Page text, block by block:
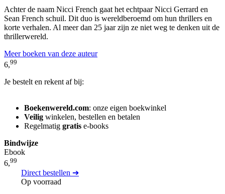
Achter de naam Nicci French gaat het echtpaar Nicci Gerrard en
Sean French schuil. Dit duo is wereldberoemd om hun thrillers en
korte verhalen. Al meer dan 25 jaar zijn ze niet weg te denken uit de
thrillerwereld.
Meer boeken van deze auteur
6,99
Je bestelt en rekent af bij:
Boekenwereld.com: onze eigen boekwinkel
Veilig winkelen, bestellen en betalen
Regelmatig gratis e-books
Bindwijze
Ebook
6,99
Direct bestellen ➔
Op voorraad